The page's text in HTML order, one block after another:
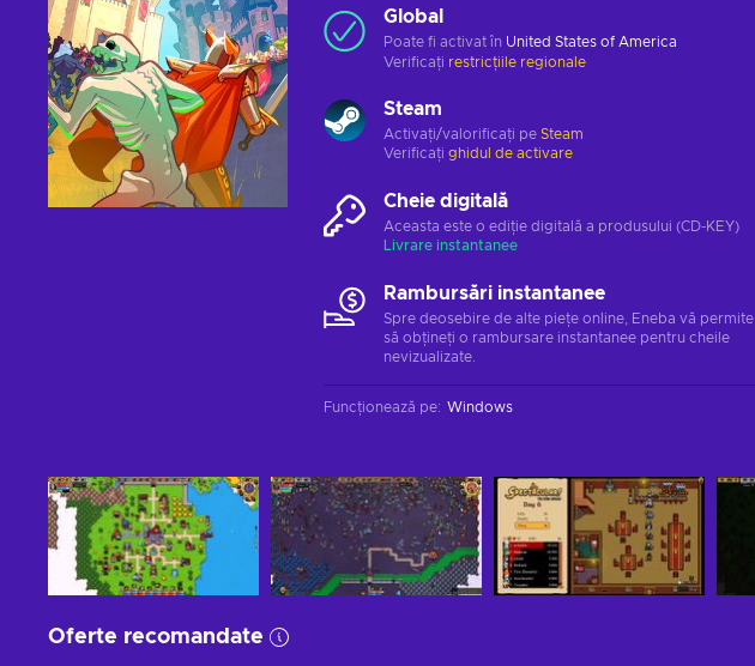
Global
Poate fi activat în United States of America
Verificați restricțiile regionale
Steam
Activați/valorificați pe Steam
Verificați ghidul de activare
Cheie digitală
Aceasta este o ediție digitală a produsului (CD-KEY)
Livrare instantanee
Rambursări instantanee
Spre deosebire de alte piețe online, Eneba vă permite
să obțineți o rambursare instantanee pentru cheile
nevizualizate.
Funcționează pe: Windows
Oferte recomandate